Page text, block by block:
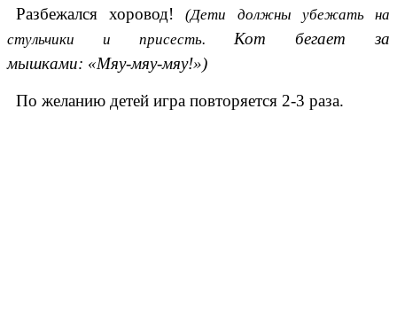
Разбежался хоровод!(Дети должны убежать на
стульчики и присесть. Кот бегает за
мышками: «Мяу-мяу-мяу!»)
По желанию детей игра повторяется 2-3 раза.